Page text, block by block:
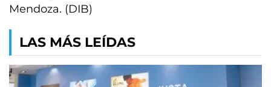
Mendoza. (DIB)
LAS MÁS LEÍDAS